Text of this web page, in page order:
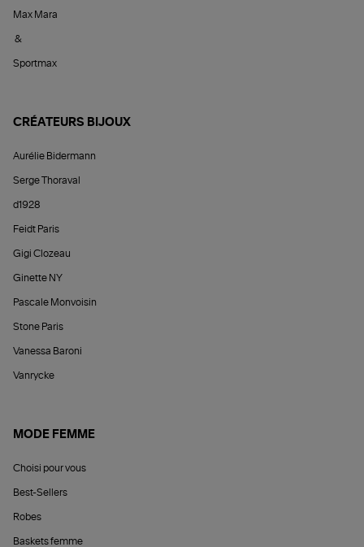
Max Mara
&
Sportmax
CRÉATEURS BIJOUX
Aurélie Bidermann
Serge Thoraval
d1928
Feidt Paris
Gigi Clozeau
Ginette NY
Pascale Monvoisin
Stone Paris
Vanessa Baroni
Vanrycke
MODE FEMME
Choisi pour vous
Best-Sellers
Robes
Baskets femme